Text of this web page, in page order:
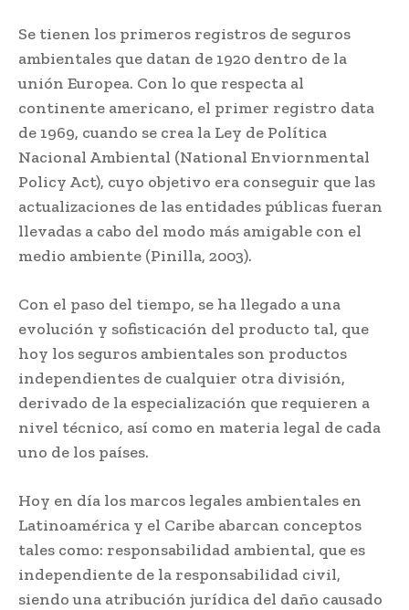
Se tienen los primeros registros de seguros
ambientales que datan de 1920 dentro de la
unión Europea. Con lo que respecta al
continente americano, el primer registro data
de 1969, cuando se crea la Ley de Política
Nacional Ambiental (National Enviornmental
Policy Act), cuyo objetivo era conseguir que las
actualizaciones de las entidades públicas fueran
llevadas a cabo del modo más amigable con el
medio ambiente (Pinilla, 2003).
Con el paso del tiempo, se ha llegado a una
evolución y sofisticación del producto tal, que
hoy los seguros ambientales son productos
independientes de cualquier otra división,
derivado de la especialización que requieren a
nivel técnico, así como en materia legal de cada
uno de los países.
Hoy en día los marcos legales ambientales en
Latinoamérica y el Caribe abarcan conceptos
tales como: responsabilidad ambiental, que es
independiente de la responsabilidad civil,
siendo una atribución jurídica del daño causado